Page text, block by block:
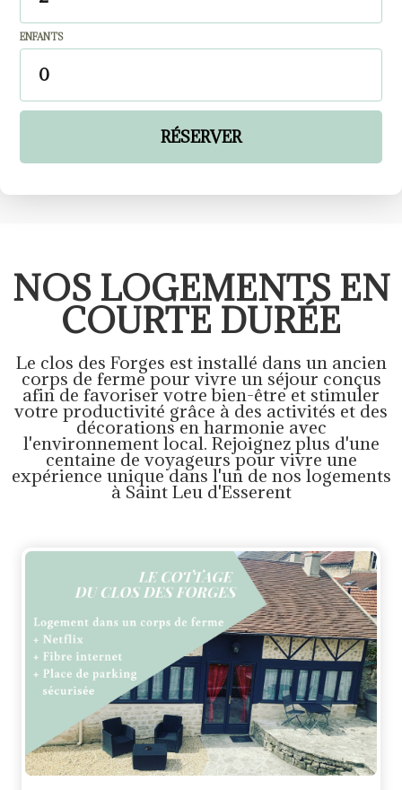
ENFANTS
RÉSERVER
NOS LOGEMENTS EN
COURTE DURÉE
Le clos des Forges est installé dans un ancien
corps de ferme pour vivre un séjour conçus
afin de favoriser votre bien-être et stimuler
votre productivité grâce à des activités et des
décorations en harmonie avec
l'environnement local. Rejoignez plus d'une
centaine de voyageurs pour vivre une
expérience unique dans l'un de nos logements
à Saint Leu d'Esserent